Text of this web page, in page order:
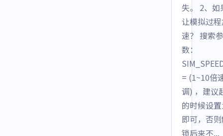
失。 2、如
让模拟过
速？ 搜索参
数：
= (1~10倍
调) ，建议
的时候设
即可，否
锁后来不...